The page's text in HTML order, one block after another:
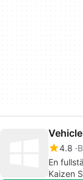
4.8
En
Kaizen